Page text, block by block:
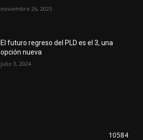
noviembre 26, 2023
El futuro regreso del PLD es el 3, una
opción nueva
julio 3, 2024
10584